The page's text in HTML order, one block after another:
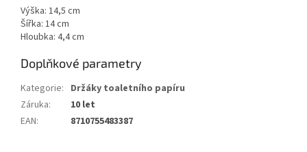
Výška: 14,5 cm
Šířka: 14 cm
Hloubka: 4,4 cm
Doplňkové parametry
Kategorie: Držáky toaletního papíru
Záruka:
10 let
EAN: 8710755483387